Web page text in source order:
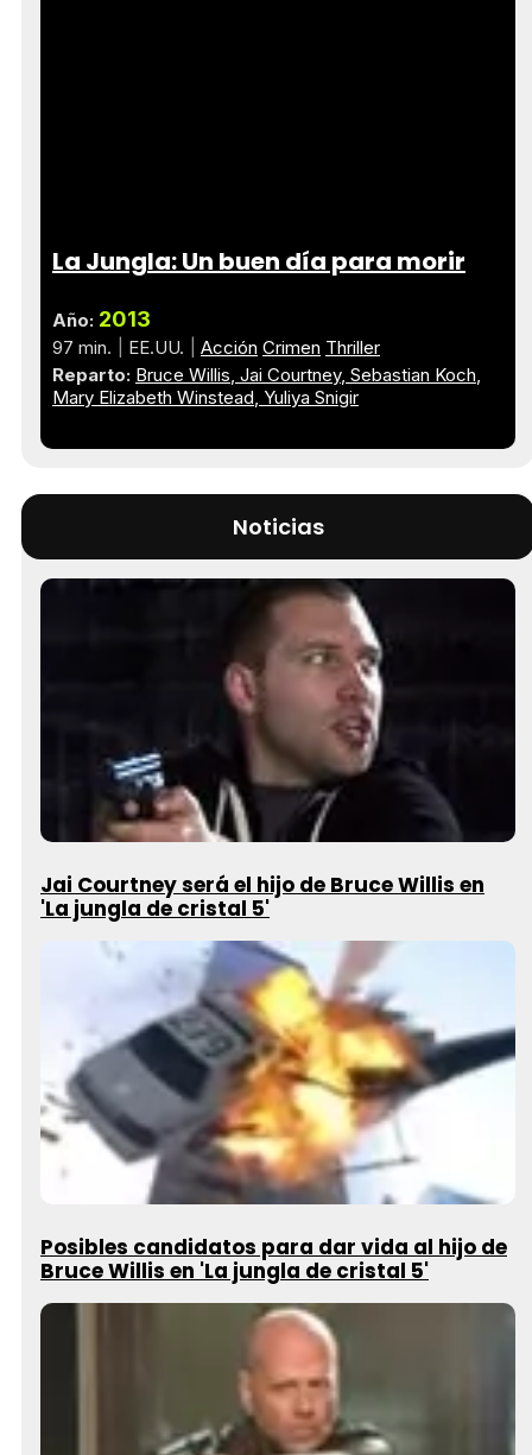
La Jungla: Un buen día para morir
Año: 2013
97 min. EE.UU. Acción Crimen Thriller
Reparto: Bruce Willis Jai Courtney Sebastian Koch
Mary Elizabeth Winstead Yuliya Snigir
Noticias
Jai Courtney será el hijo de Bruce Willis en
'La jungla de cristal 5'
Posibles candidatos para dar vida al hijo de
Bruce Willis en 'La jungla de cristal 5'